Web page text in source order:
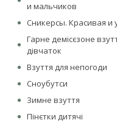
и мальчиков
Сникерсы. Красивая и
Гарне демісєзоне
дівчаток
Взуття для непогоди
Сноубутси
Зимне взуття
Пінєтки дитячі